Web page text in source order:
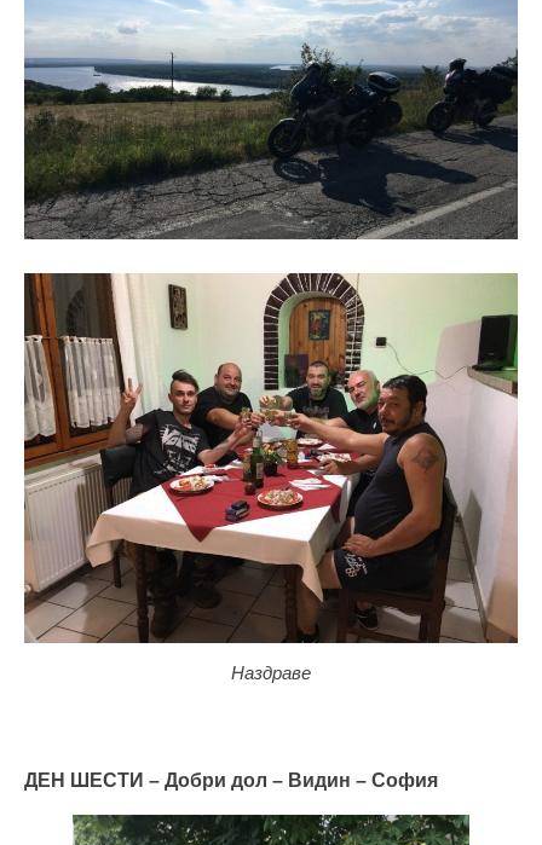
Наздраве
ДЕН ШЕСТИ – Добри дол – Видин – София